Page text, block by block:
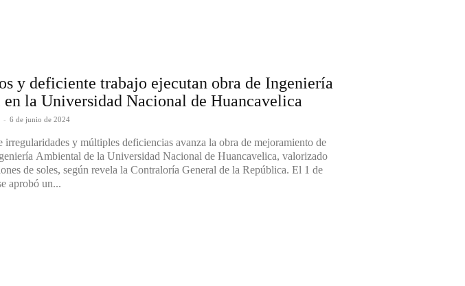
y deficiente trabajo ejecutan obra de Ingeniería
la Universidad Nacional de Huancavelica
- 6 de junio de 2024
irregularidades y múltiples deficiencias avanza la obra de mejoramiento de
Ambiental de la Universidad Nacional de Huancavelica, valorizado
de soles, según revela la Contraloría General de la República. El 1 de
aprobó un...